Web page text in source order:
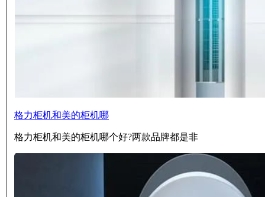
格力柜机和美的柜机哪
格力柜机和美的柜机哪个好?两款品牌都是非